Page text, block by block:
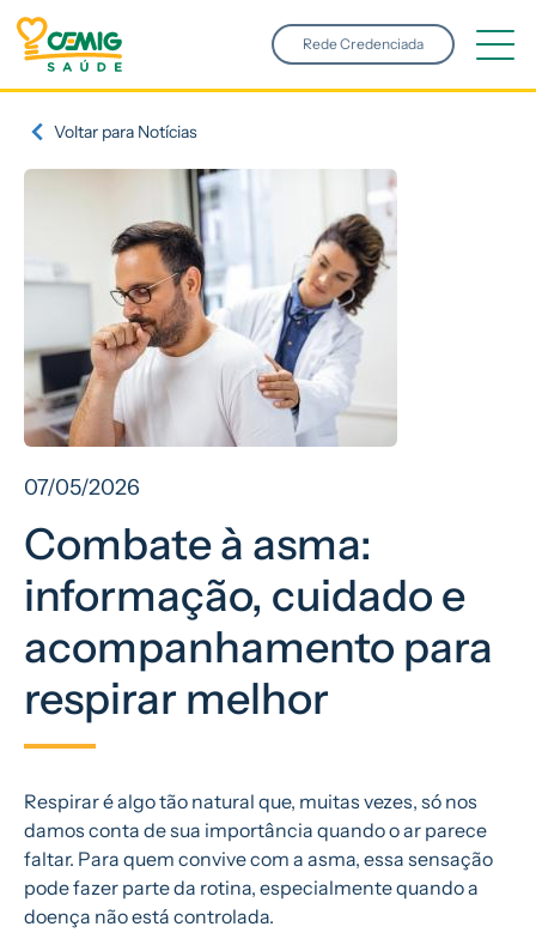
Pular para o conteúdo principal
Rede Credenciada
Voltar para Notícias
07/05/2026
Combate à asma:
informação, cuidado e
acompanhamento para
respirar melhor
Respirar é algo tão natural que, muitas vezes, só nos
damos conta de sua importância quando o ar parece
faltar. Para quem convive com a asma, essa sensação
pode fazer parte da rotina, especialmente quando a
doença não está controlada.